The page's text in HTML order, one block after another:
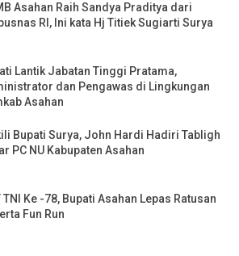
Asahan Raih Sandya Praditya dari
RI, Ini kata Hj Titiek Sugiarti Surya
Lantik Jabatan Tinggi Pratama,
dan Pengawas di Lingkungan
Asahan
Bupati Surya, John Hardi Hadiri Tabligh
PC NU Kabupaten Asahan
TNI Ke -78, Bupati Asahan Lepas Ratusan
Fun Run